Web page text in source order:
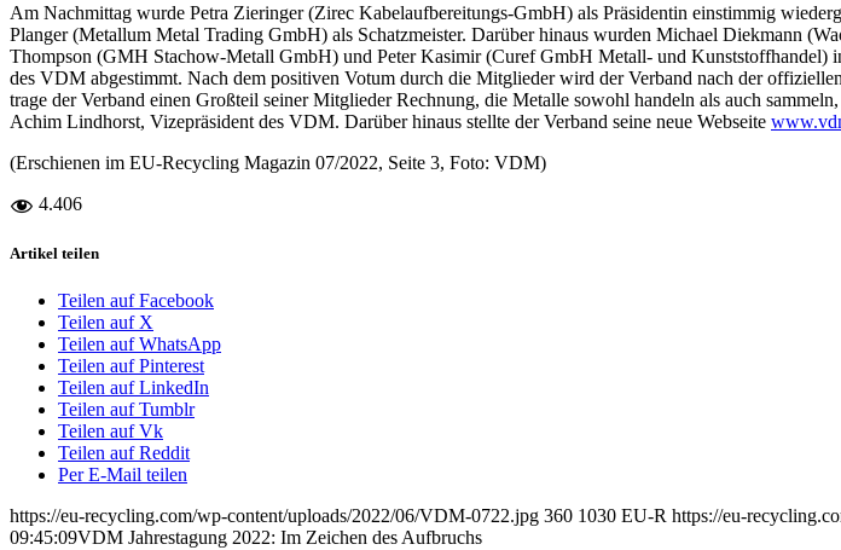
Am Nachmittag wurde Petra Zieringer (Zirec Kabelaufbereitungs-GmbH) als Präsidentin einstimmig
Planger (Metallum Metal Trading GmbH) als Schatzmeister. Darüber hinaus wurden Michael Diekmann
Thompson (GMH Stachow-Metall GmbH) und Peter Kasimir (Curef GmbH Metall- und Kunststoffhandel)
des VDM abgestimmt. Nach dem positiven Votum durch die Mitglieder wird der Verband nach der
trage der Verband einen Großteil seiner Mitglieder Rechnung, die Metalle sowohl handeln als auch
Achim Lindhorst, Vizepräsident des VDM. Darüber hinaus stellte der Verband seine neue Webseite
(Erschienen im EU-Recycling Magazin 07/2022, Seite 3, Foto: VDM)
4.406
Artikel teilen
Teilen auf Facebook
Teilen auf X
Teilen auf WhatsApp
Teilen auf Pinterest
Teilen auf LinkedIn
Teilen auf Tumblr
Teilen auf Vk
Teilen auf Reddit
Per E-Mail teilen
https://eu-recycling.com/wp-content/uploads/2022/06/VDM-0722.jpg 360 1030 EU-R https://eu-
09:45:09VDM Jahrestagung 2022: Im Zeichen des Aufbruchs